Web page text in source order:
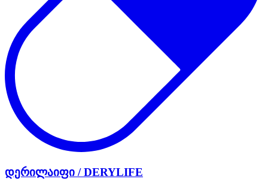
დერილაიფი / DERYLIFE